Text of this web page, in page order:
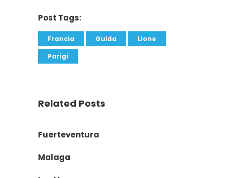
Post Tags:
Francia Guida
Lione
Parigi
Related Posts
Fuerteventura
Malaga